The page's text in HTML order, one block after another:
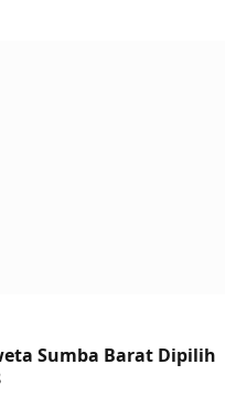
Sumba Barat Dipilih